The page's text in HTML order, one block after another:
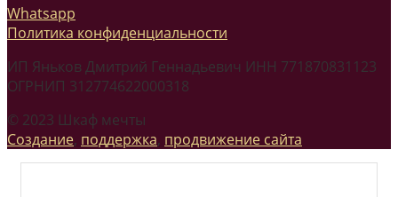
Whatsapp
Политика конфиденциальности
ИП Яньков Дмитрий Геннадьевич ИНН 771870831123
ОГРНИП 312774622000318
© 2023 Шкаф мечты
Создание, поддержка, продвижение сайта